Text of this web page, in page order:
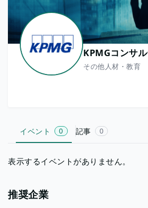
KPMGコンサ
その他人材・教育
イベント 0 記事 0
表示するイベントがありません。
推奨企業